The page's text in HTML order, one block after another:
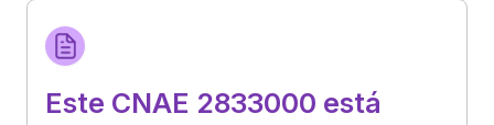
Este CNAE 2833000 está